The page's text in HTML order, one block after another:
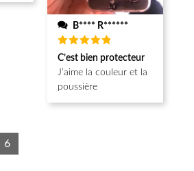
B**** R******
Note5
sur 5
C’est bien protecteur
J’aime la couleur et la
poussière
6